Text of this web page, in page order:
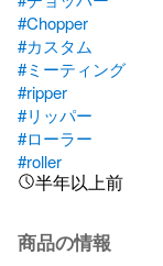
#Chopper
#カスタム
#ミーティング
#ripper
#リッパー
#ローラー
#roller
半年以上前
商品の情報